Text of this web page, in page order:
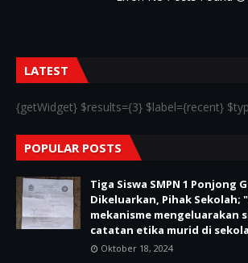
LATEST
{getWidget} $results={3} $label={recent}
POPULAR POSTS
Tiga Siswa SMPN 1 Ponjong
Dikeluarkan, Pihak Sekolah;
mekanisme mengeluarakan
catatan etika murid di
Oktober 18, 2024